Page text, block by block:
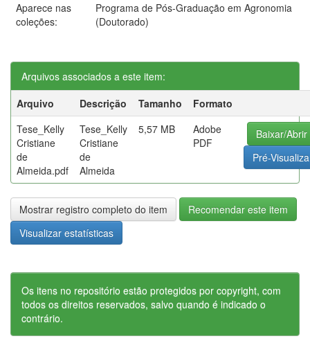
Aparece nas
coleções:
Programa de Pós-Graduação em Agronomia
(Doutorado)
Arquivos associados a este item:
Arquivo
Descrição Tamanho
Formato
Tese_Kelly
Cristiane
de
Almeida.pdf
Tese_Kelly
Cristiane
de
Almeida
5,57 MB
Adobe
PDF
Baixar/Abrir
Pré-
Mostrar registro completo do item
Recomendar este item
Visualizar estatísticas
Os itens no repositório estão protegidos por copyright, com
todos os direitos reservados, salvo quando é indicado o
contrário.